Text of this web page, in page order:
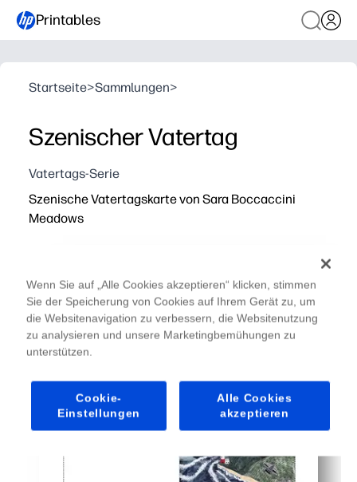
Printables
Startseite>Sammlungen>
Szenischer Vatertag
Vatertags-Serie
Szenische Vatertagskarte von Sara Boccaccini
Meadows
Wenn Sie auf „Alle Cookies akzeptieren“ klicken, stimmen
Sie der Speicherung von Cookies auf Ihrem Gerät zu, um
die Websitenavigation zu verbessern, die Websitenutzung
zu analysieren und unsere Marketingbemühungen zu
unterstützen.
Cookie-
Einstellungen
Alle Cookies
akzeptieren